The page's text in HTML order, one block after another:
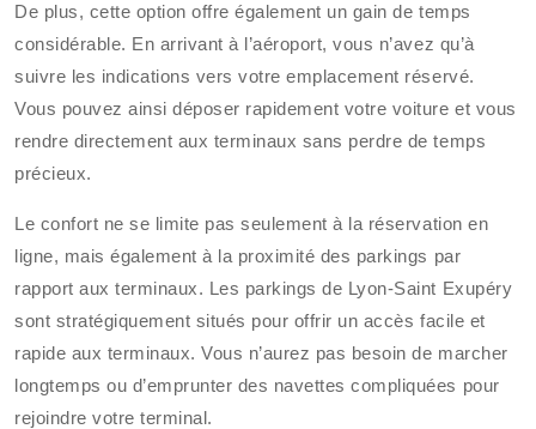
De plus, cette option offre également un gain de temps
considérable. En arrivant à l’aéroport, vous n’avez qu’à
suivre les indications vers votre emplacement réservé.
Vous pouvez ainsi déposer rapidement votre voiture et vous
rendre directement aux terminaux sans perdre de temps
précieux.
Le confort ne se limite pas seulement à la réservation en
ligne, mais également à la proximité des parkings par
rapport aux terminaux. Les parkings de Lyon-Saint Exupéry
sont stratégiquement situés pour offrir un accès facile et
rapide aux terminaux. Vous n’aurez pas besoin de marcher
longtemps ou d’emprunter des navettes compliquées pour
rejoindre votre terminal.